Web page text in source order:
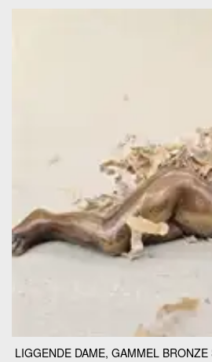
LIGGENDE DAME, GAMMEL